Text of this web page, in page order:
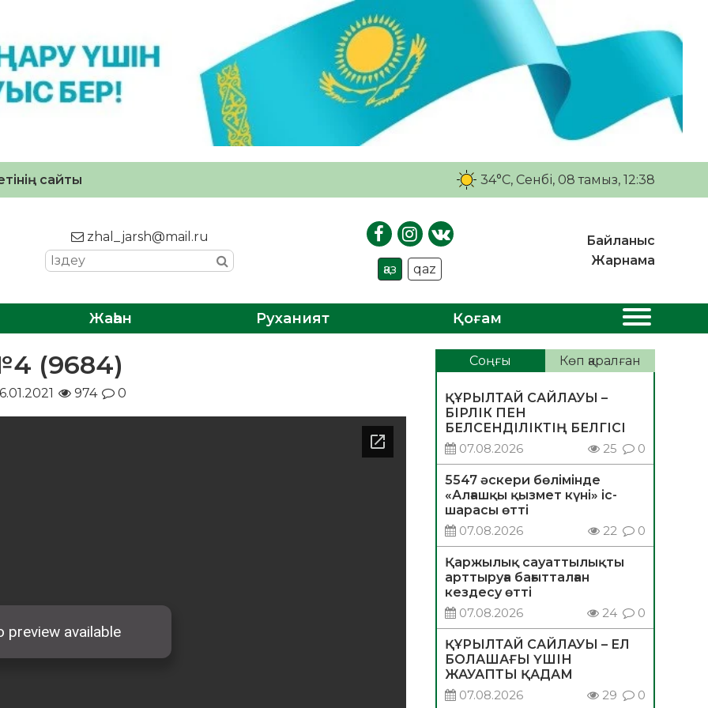
сайты 34°C, Сенбі, 08 тамыз, 12:38
zhal_jarsh@mail.ru
қаз qaz
Байланыс
Жарнама
Жаһан Руханият Қоғам
(9684)
974 0
Соңғы Көп қаралған
ҚҰРЫЛТАЙ САЙЛАУЫ –
БІРЛІК ПЕН
БЕЛСЕНДІЛІКТІҢ БЕЛГІСІ
07.08.2026
25 0
5547 әскери бөлімінде
«Алғашқы қызмет күні» іс-
шарасы өтті
07.08.2026
22 0
Қаржылық сауаттылықты
арттыруға бағытталған
кездесу өтті
07.08.2026
24 0
ҚҰРЫЛТАЙ САЙЛАУЫ – ЕЛ
БОЛАШАҒЫ ҮШІН
ЖАУАПТЫ ҚАДАМ
07.08.2026
29 0